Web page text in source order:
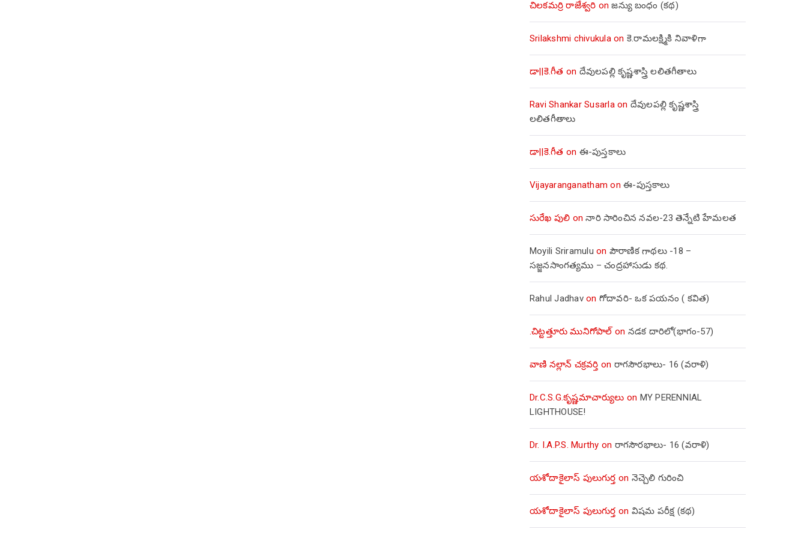
చిలకమర్రి రాజేశ్వరి onజన్యు బంధం (కథ)
Srilakshmi chivukulaon కె.రామలక్ష్మికి నివాళిగా
డా||కె.గీత on దేవులపల్లి కృష్ణశాస్త్రి లలితగీతాలు
Ravi Shankar Susarlaon దేవులపల్లి కృష్ణశాస్త్రి
లలితగీతాలు
డా||కె.గీత on ఈ-పుస్తకాలు
Vijayaranganatham onఈ-పుస్తకాలు
సురేఖ పులి onనారి సారించిన నవల-23 తెన్నేటి హేమలత
Moyili Sriramulu on పౌరాణిక గాథలు -18 –
సజ్జనసాంగత్యము – చంద్రహాసుడు కథ.
Rahul Jadhavon గోదావరి- ఒక పయనం ( కవిత)
.చిట్టత్తూరు మునిగోపాల్on నడక దారిలో(భాగం-57)
వాణి నల్లాన్ చక్రవర్తి on రాగసౌరభాలు- 16 (వరాళి)
Dr.C.S.G.కృష్ణమాచార్యులు on MY PERENNIAL
LIGHTHOUSE!
Dr. I.A.P.S. Murthy on రాగసౌరభాలు- 16 (వరాళి)
యశోదాకైలాస్ పులుగుర్త on నెచ్చెలి గురించి
యశోదాకైలాస్ పులుగుర్త on విషమ పరీక్ష (క‌థ‌)